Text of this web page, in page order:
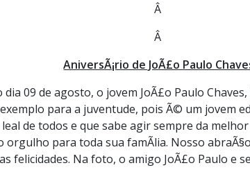
Â
Â
AniversÃ¡rio de JoÃ£o Paulo
09 de agosto, o jovem JoÃ£o Paulo
para a juventude, pois Ã© um jovem
de todos e que sabe agir sempre da
orgulho para toda sua famÃ­lia. Nosso
felicidades. Na foto, o amigo JoÃ£o Paulo e